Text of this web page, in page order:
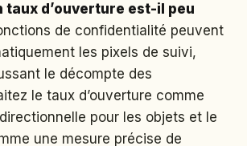
taux d’ouverture est-il peu
de confidentialité peuvent
les pixels de suivi,
le décompte des
le taux d’ouverture comme
pour les objets et le
une mesure précise de